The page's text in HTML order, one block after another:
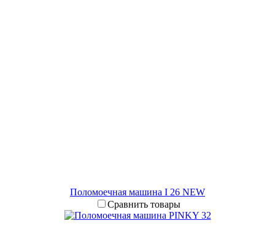
Поломоечная машина I 26 NEW
Сравнить товары